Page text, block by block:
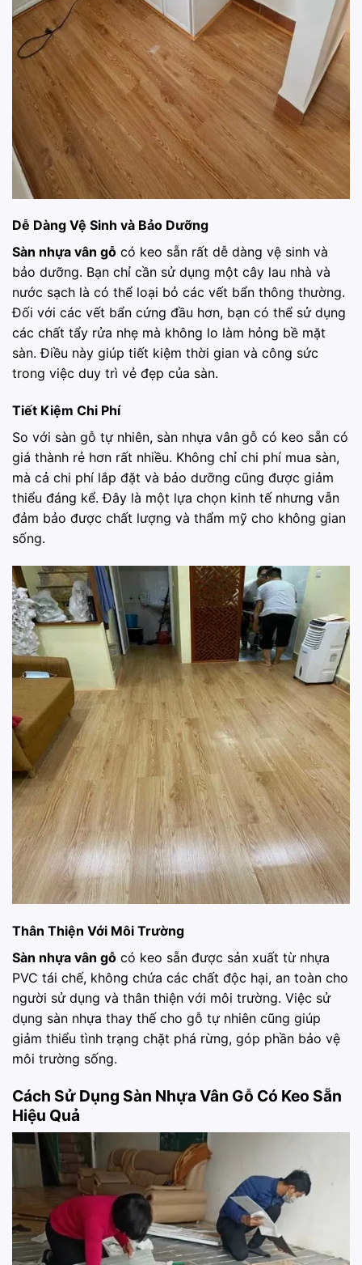
Dễ Dàng Vệ Sinh và Bảo Dưỡng
Sàn nhựa vân gỗ có keo sẵn rất dễ dàng vệ sinh và
bảo dưỡng. Bạn chỉ cần sử dụng một cây lau nhà và
nước sạch là có thể loại bỏ các vết bẩn thông thường.
Đối với các vết bẩn cứng đầu hơn, bạn có thể sử dụng
các chất tẩy rửa nhẹ mà không lo làm hỏng bề mặt
sàn. Điều này giúp tiết kiệm thời gian và công sức
trong việc duy trì vẻ đẹp của sàn.
Tiết Kiệm Chi Phí
So với sàn gỗ tự nhiên, sàn nhựa vân gỗ có keo sẵn có
giá thành rẻ hơn rất nhiều. Không chỉ chi phí mua sàn,
mà cả chi phí lắp đặt và bảo dưỡng cũng được giảm
thiểu đáng kể. Đây là một lựa chọn kinh tế nhưng vẫn
đảm bảo được chất lượng và thẩm mỹ cho không gian
sống.
Thân Thiện Với Môi Trường
Sàn nhựa vân gỗ có keo sẵn được sản xuất từ nhựa
PVC tái chế, không chứa các chất độc hại, an toàn cho
người sử dụng và thân thiện với môi trường. Việc sử
dụng sàn nhựa thay thế cho gỗ tự nhiên cũng giúp
giảm thiểu tình trạng chặt phá rừng, góp phần bảo vệ
môi trường sống.
Cách Sử Dụng Sàn Nhựa Vân Gỗ Có Keo Sẵn
Hiệu Quả